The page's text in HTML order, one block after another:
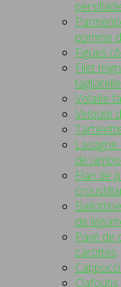
persillade
pomme
Figues
Filet
Volaille
Velouté
de
Flan de
de
Pavé de
carottes